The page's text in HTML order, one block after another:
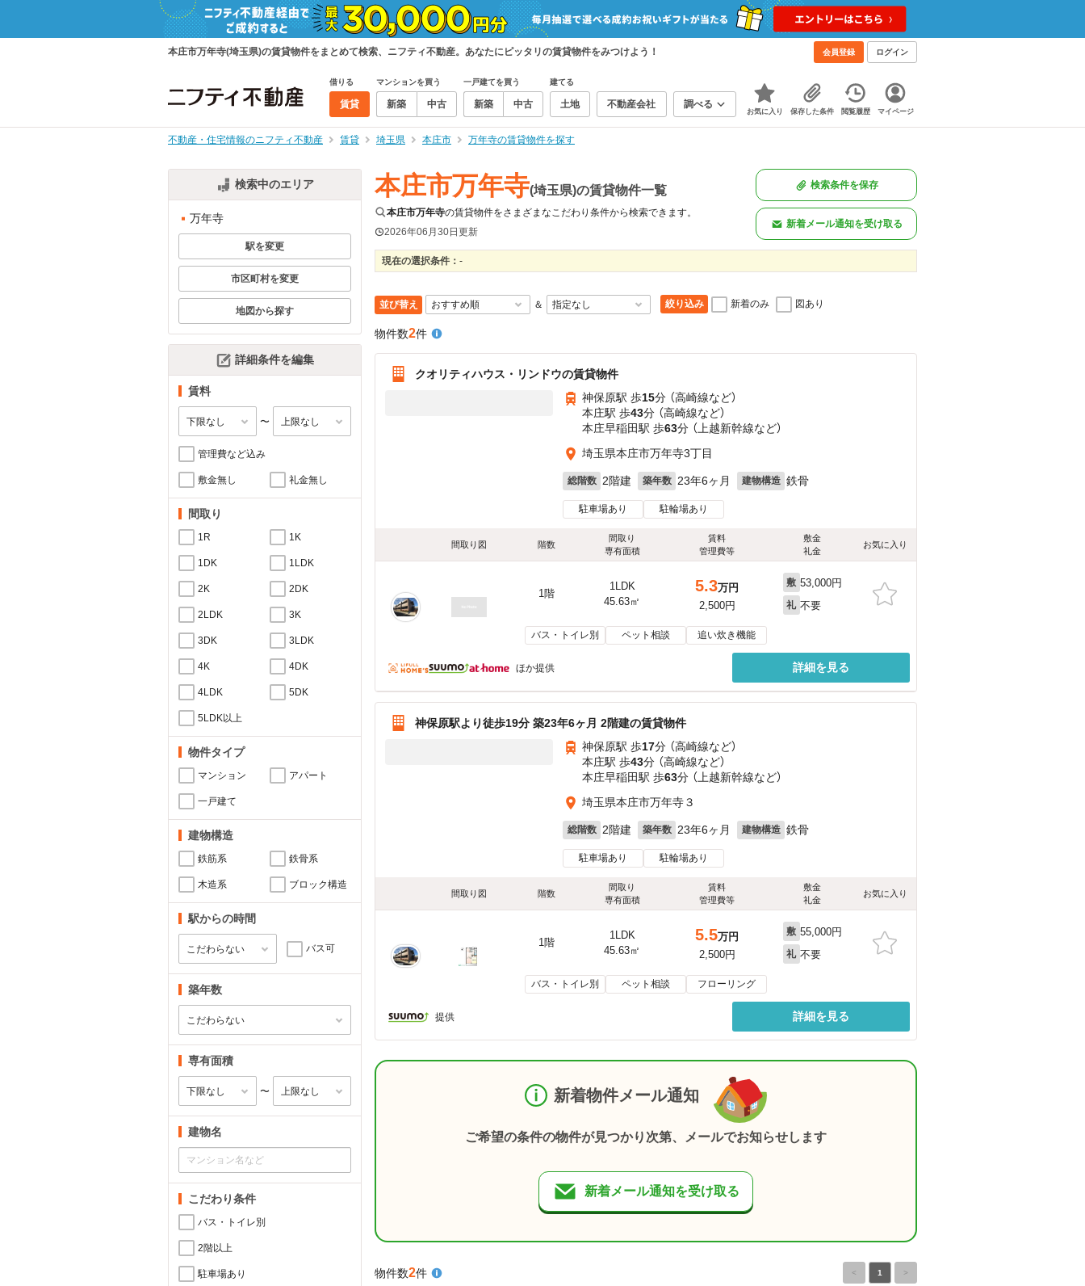
本庄市万年寺(埼玉県)の賃貸物件をまとめて検索、ニフティ不動産。あなたにピッタリの賃貸物件をみつけよう！ 会員登録 ログイン
借りる
賃貸
マンションを買う
新築 中古
一戸建てを買う
新築 中古
建てる
土地 不動産会社 調べる
お気に入り 保存した条件 閲覧履歴 マイページ
不動産・住宅情報のニフティ不動産 賃貸 埼玉県 本庄市 万年寺の賃貸物件を探す
検索中のエリア
万年寺
駅を変更
市区町村を変更
地図から探す
詳細条件を編集
賃料
〜
管理費など込み
敷金無し 礼金無し
間取り
1R 1K
1DK 1LDK
2K 2DK
2LDK 3K
3DK 3LDK
4K 4DK
4LDK 5DK
5LDK以上
物件タイプ
マンション アパート
一戸建て
建物構造
鉄筋系 鉄骨系
木造系 ブロック構造
駅からの時間
バス可
築年数
専有面積
〜
建物名
こだわり条件
バス・トイレ別
2階以上
駐車場あり
本庄市万年寺(埼玉県)の賃貸物件一覧
本庄市万年寺の賃貸物件をさまざまなこだわり条件から検索できます。
2026年06月30日更新
検索条件を保存
新着メール通知を受け取る
現在の選択条件： -
並び替え ＆ 絞り込み 新着のみ 図あり
物件数2件
クオリティハウス・リンドウの賃貸物件
神保原駅 歩15分 （高崎線など）
本庄駅 歩43分 （高崎線など）
本庄早稲田駅 歩63分 （上越新幹線など）
埼玉県本庄市万年寺3丁目
総階数 2階建 築年数 23年6ヶ月 建物構造 鉄骨
駐車場あり 駐輪場あり
間取り図 階数
間取り
専有面積
賃料
管理費等
敷金
礼金
お気に入り
1階
1LDK
45.63㎡
5.3万円
2,500円
敷 53,000円
礼 不要
バス・トイレ別 ペット相談 追い炊き機能
ほか提供 詳細を見る
神保原駅より徒歩19分 築23年6ヶ月 2階建の賃貸物件
神保原駅 歩17分 （高崎線など）
本庄駅 歩43分 （高崎線など）
本庄早稲田駅 歩63分 （上越新幹線など）
埼玉県本庄市万年寺３
総階数 2階建 築年数 23年6ヶ月 建物構造 鉄骨
駐車場あり 駐輪場あり
間取り図 階数
間取り
専有面積
賃料
管理費等
敷金
礼金
お気に入り
1階
1LDK
45.63㎡
5.5万円
2,500円
敷 55,000円
礼 不要
バス・トイレ別 ペット相談 フローリング
提供 詳細を見る
新着物件メール通知
ご希望の条件の物件が見つかり次第、メールでお知らせします
新着メール通知を受け取る
物件数2件 < 1 >